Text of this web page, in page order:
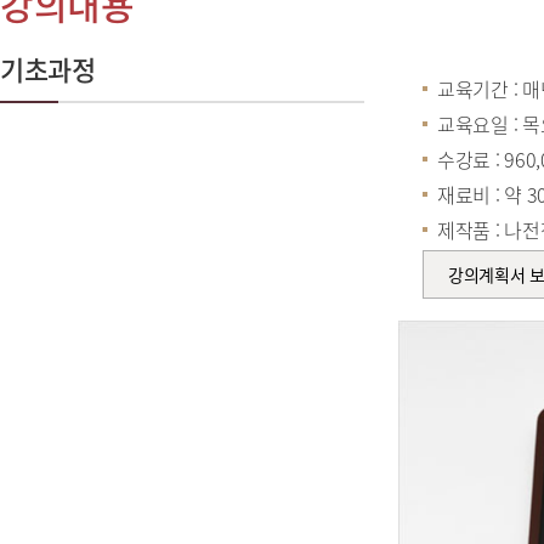
기초과정
교육기간 :
교육요일 :
수강료 :
재료비 : 약
제작품 : 나
강의계획서